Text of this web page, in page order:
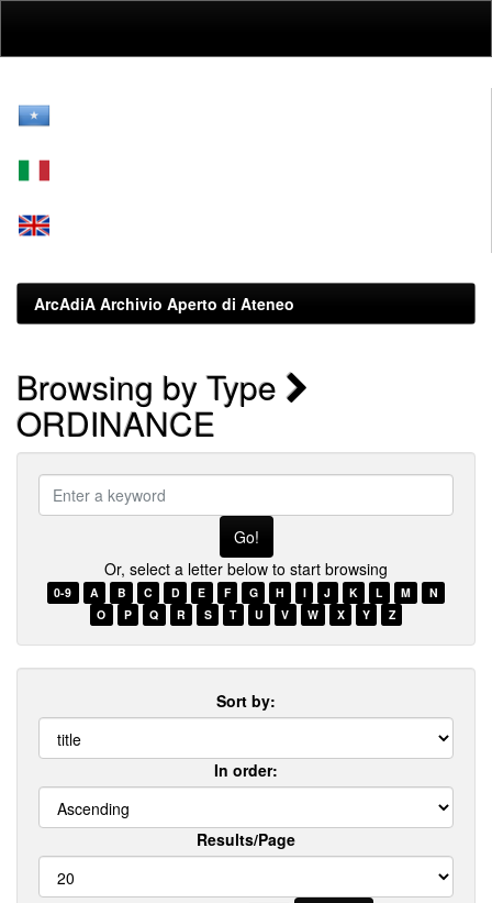
ArcAdiA Archivio Aperto di Ateneo
Browsing by Type
ORDINANCE
keyword
Or, select a letter below to start browsing
0-9 A B C D E F G H I J K L M
N
O
P Q R S T U V W X Y Z
Sort by:
In order:
Results/Page